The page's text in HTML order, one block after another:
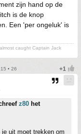
zijn hand op de
is de knop
Een 'per ongeluk' is
caught Captain Jack
• 26
z80 het
uit moet trekken om